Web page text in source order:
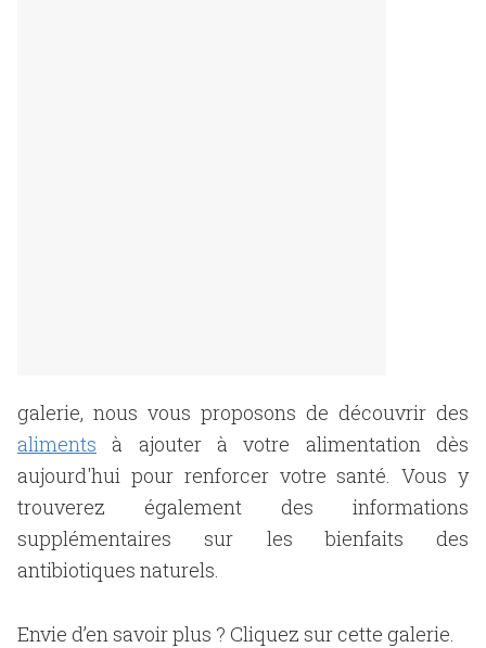
galerie, nous vous proposons de découvrir des
aliments à ajouter à votre alimentation dès
aujourd'hui pour renforcer votre santé. Vous y
trouverez également des informations
supplémentaires sur les bienfaits des
antibiotiques naturels.
Envie d’en savoir plus ? Cliquez sur cette galerie.